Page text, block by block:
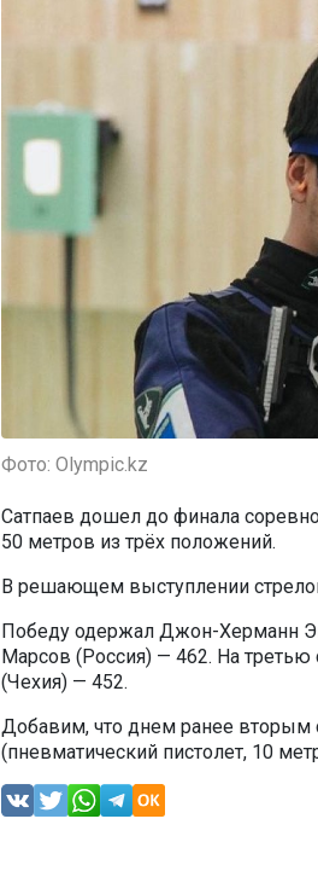
Фото: Olympic.kz
Сатпаев дошел до финала
50 метров из трёх положений.
В решающем выступлении
Победу одержал Джон-Херманн
Марсов (Россия) — 462. На
(Чехия) — 452.
Добавим, что днем ранее вторым
(пневматический пистолет, 10